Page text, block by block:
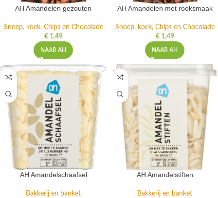
AH Amandelen gezouten
Snoep, koek, Chips en Chocolade
€1,49
NAAR AH
AH Amandelen met rooksmaak
Snoep, koek, Chips en Chocolade
€1,49
NAAR AH
AH Amandelschaafsel
Bakkerij en banket
AH Amandelstiften
Bakkerij en banket